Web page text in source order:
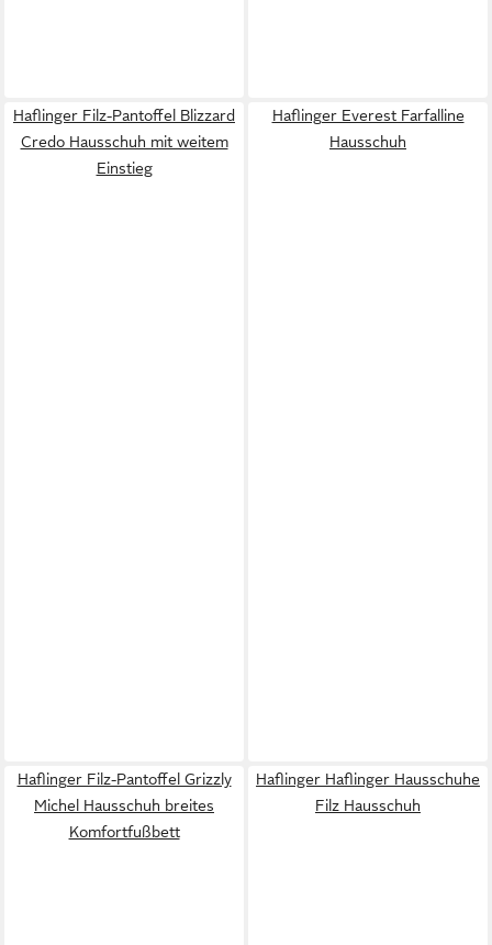
Haflinger Filz-Pantoffel Blizzard
Credo Hausschuh mit weitem
Einstieg
Haflinger Everest Farfalline
Hausschuh
Haflinger Filz-Pantoffel Grizzly
Michel Hausschuh breites
Komfortfußbett
Haflinger Haflinger Hausschuhe
Filz Hausschuh